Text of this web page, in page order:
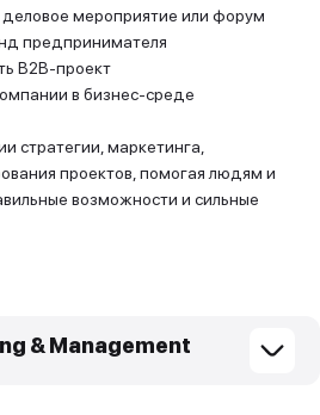
мероприятие или форум
предпринимателя
B2B-проект
в бизнес-среде
стратегии, маркетинга,
проектов, помогая людям и
возможности и сильные
& Management